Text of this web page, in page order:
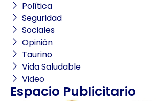
Política
Seguridad
Sociales
Opinión
Taurino
Vida Saludable
Video
Espacio Publicitario